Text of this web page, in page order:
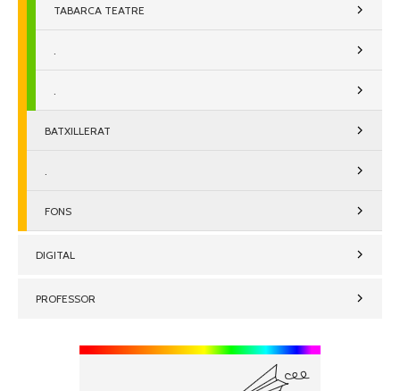
TABARCA TEATRE
.
.
BATXILLERAT
.
FONS
DIGITAL
PROFESSOR